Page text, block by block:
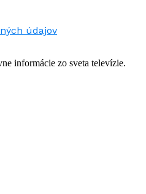
údajov
informácie zo sveta televízie.